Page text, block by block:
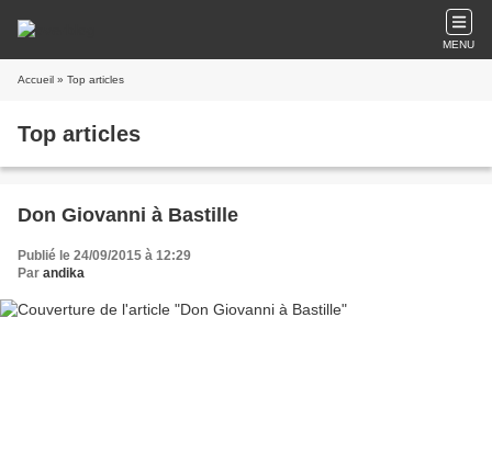
MENU
Accueil » Top articles
Top articles
Don Giovanni à Bastille
Publié le 24/09/2015 à 12:29
Par andika